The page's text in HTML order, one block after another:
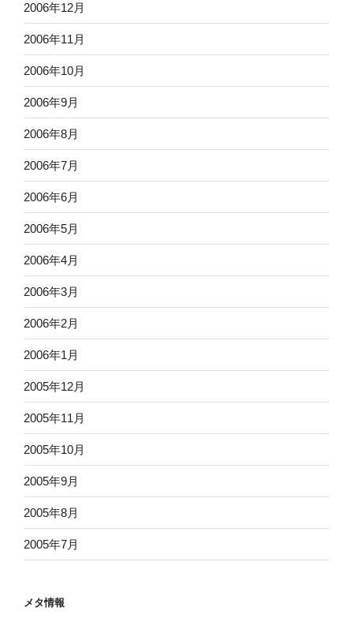
2006年12月
2006年11月
2006年10月
2006年9月
2006年8月
2006年7月
2006年6月
2006年5月
2006年4月
2006年3月
2006年2月
2006年1月
2005年12月
2005年11月
2005年10月
2005年9月
2005年8月
2005年7月
メタ情報